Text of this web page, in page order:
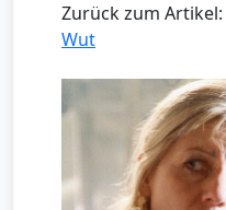
Zurück zum Artikel:
Wut